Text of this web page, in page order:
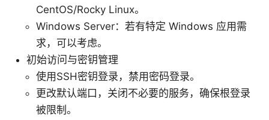
CentOS/Rocky Linux。
Windows Server：若有特定 Windows 应用需
求，可以考虑。
初始访问与密钥管理
使用SSH密钥登录，禁用密码登录。
更改默认端口，关闭不必要的服务，确保根登录
被限制。